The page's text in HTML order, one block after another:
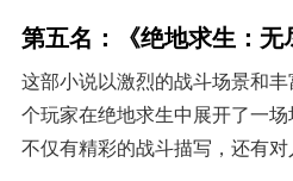
第五名：《绝地求生：无
这部小说以激烈的战斗场景和
个玩家在绝地求生中展开了一
不仅有精彩的战斗描写，还有对